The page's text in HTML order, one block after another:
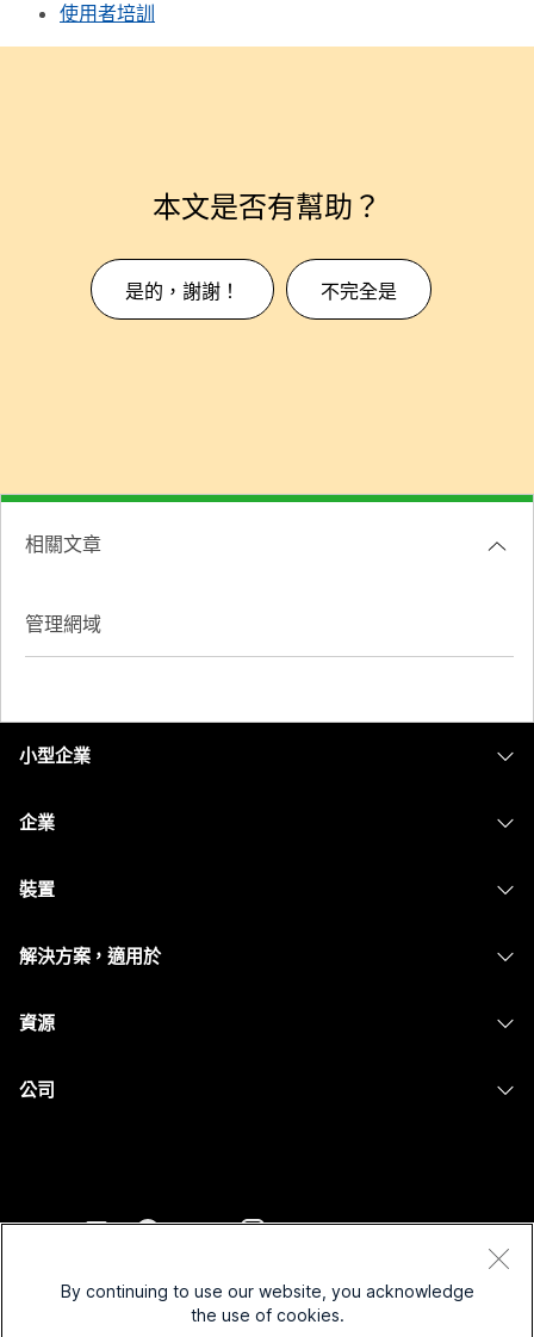
使用者培訓
本文是否有幫助？
是的，謝謝！ 不完全是
相關文章
管理網域
小型企業
企業
安全性
裝置
解決方案，適用於
非營利
啟動
資源
包容性
公司
聯絡銷售人員
Webex 思想領導力
隱私權聲明
By continuing to use our website, you acknowledge
the use of cookies.